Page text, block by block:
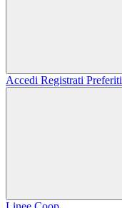
Accedi Registrati Preferiti